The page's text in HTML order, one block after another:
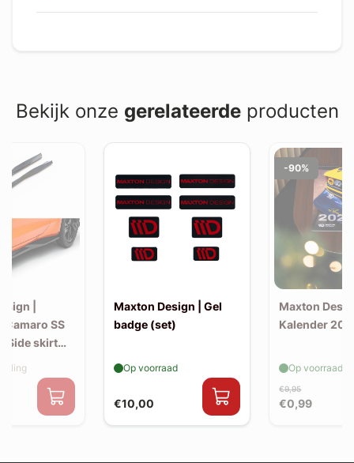
Bekijk onze gerelateerdeproducten
|
SS
Side skirt
Maxton Design | Gel
badge (set)
€10,00
Op voorraad
-90%
Maxton
Kalender
€9,95
€0,99
Op voorraad